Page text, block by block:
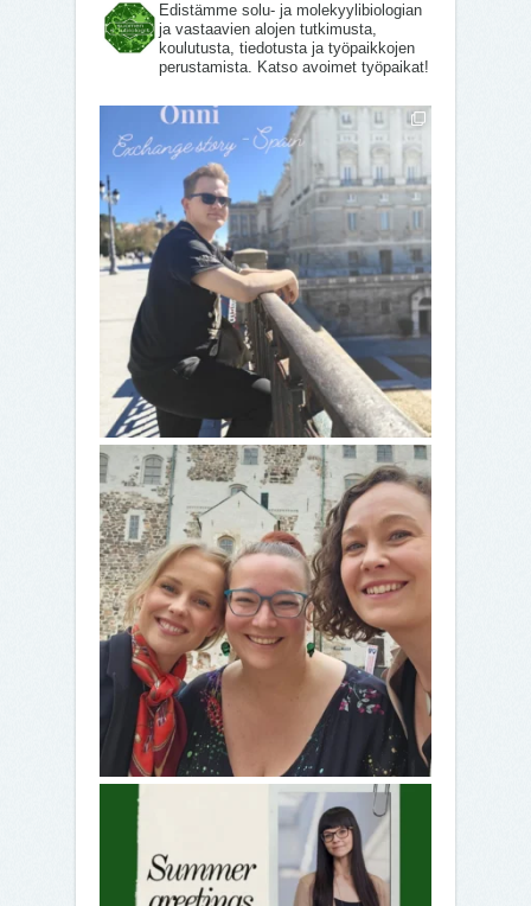
Edistämme solu- ja molekyylibiologian
ja vastaavien alojen tutkimusta,
koulutusta, tiedotusta ja työpaikkojen
perustamista. Katso avoimet työpaikat!